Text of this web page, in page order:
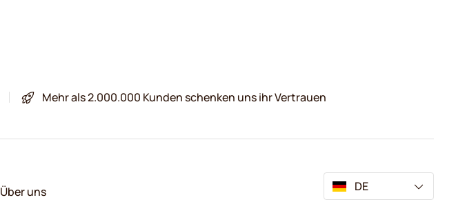
Mehr als 2.000.000 Kunden schenken uns ihr Vertrauen
Über uns DE